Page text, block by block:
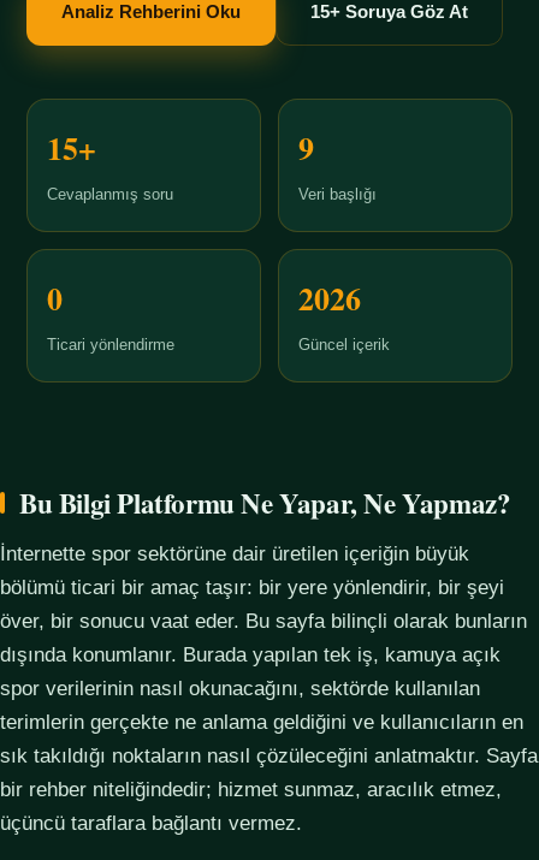
Analiz Rehberini Oku 15+ Soruya Göz At
15+
Cevaplanmış soru
9
Veri başlığı
0
Ticari yönlendirme
2026
Güncel içerik
Bu Bilgi Platformu Ne Yapar, Ne Yapmaz?
İnternette spor sektörüne dair üretilen içeriğin büyük
bölümü ticari bir amaç taşır: bir yere yönlendirir, bir şeyi
över, bir sonucu vaat eder. Bu sayfa bilinçli olarak bunların
dışında konumlanır. Burada yapılan tek iş, kamuya açık
spor verilerinin nasıl okunacağını, sektörde kullanılan
terimlerin gerçekte ne anlama geldiğini ve kullanıcıların en
sık takıldığı noktaların nasıl çözüleceğini anlatmaktır. Sayfa
bir rehber niteliğindedir; hizmet sunmaz, aracılık etmez,
üçüncü taraflara bağlantı vermez.